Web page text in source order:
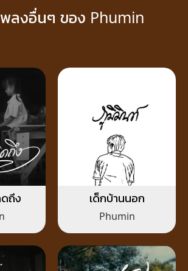
ลงอื่นๆ ของ Phumin
ถึง เด็กบ้านนอก
Phumin